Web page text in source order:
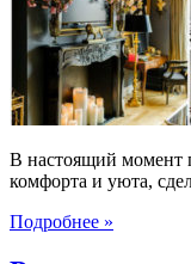
В настоящий момент
комфорта и уюта,
Подробнее »